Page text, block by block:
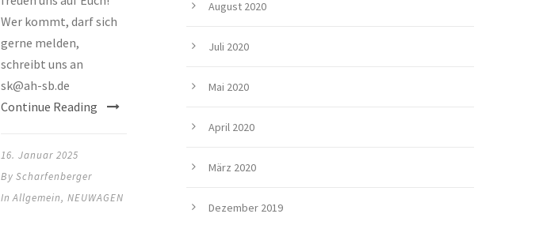
Wer kommt, darf sich
gerne melden,
schreibt uns an
sk@ah-sb.de
Continue Reading
16. Januar 2025
By Scharfenberger
In Allgemein, NEUWAGEN
August 2020
Juli 2020
Mai 2020
April 2020
März 2020
Dezember 2019